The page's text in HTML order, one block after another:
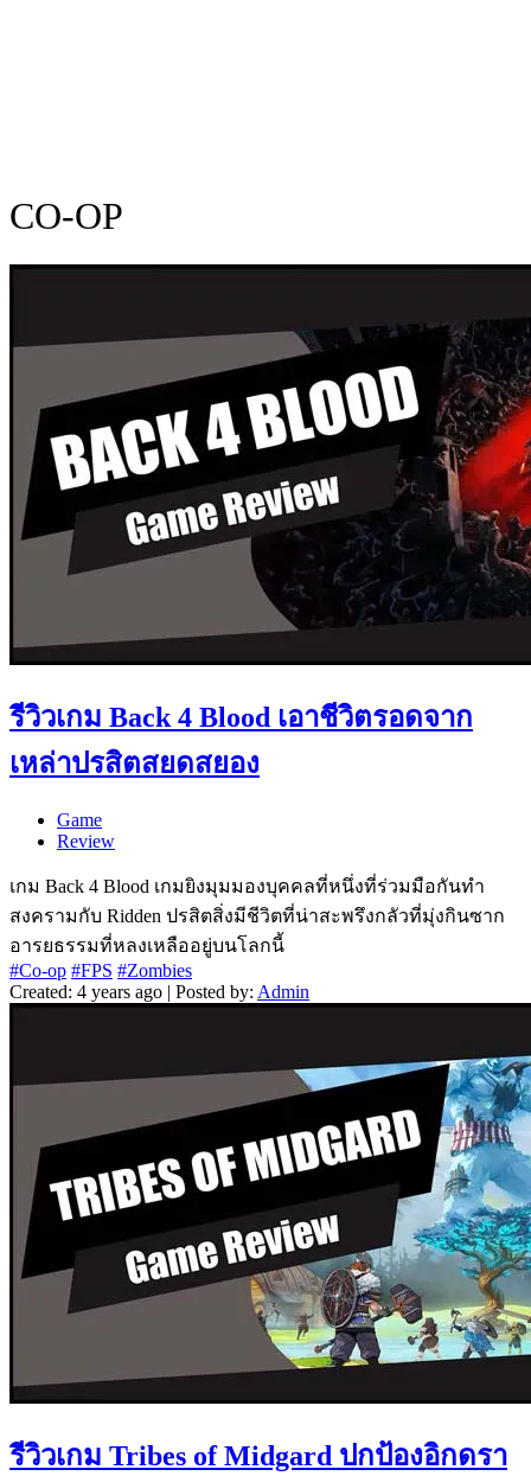
CO-OP
รีวิวเกม Back 4 Blood เอาชีวิตรอดจาก
เหล่าปรสิตสยดสยอง
Game
Review
เกม Back 4 Blood เกมยิงมุมมองบุคคลที่หนึ่งที่ร่วมมือกันทำ
สงครามกับ Ridden ปรสิตสิ่งมีชีวิตที่น่าสะพรึงกลัวที่มุ่งกินซาก
อารยธรรมที่หลงเหลืออยู่บนโลกนี้
#Co-op #FPS #Zombies
Created: 4 years ago | Posted by: Admin
รีวิวเกม Tribes of Midgard ปกป้องอิกดรา